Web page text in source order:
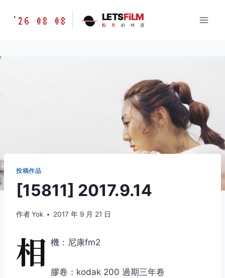
胶
'26 08 08 LETSFiLM
胶 片 的 味 道
投稿作品
[15811] 2017.9.14
作者Yok 2017 年 9 月 21 日
相 機：尼康fm2
膠卷：kodak 200 過期三年卷